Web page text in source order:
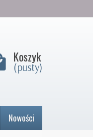
Koszyk
(pusty)
Nowości